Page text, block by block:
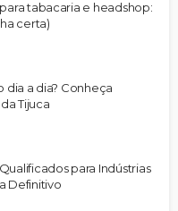
tabacaria e headshop:
certa)
a dia? Conheça
Tijuca
para Indústrias
Definitivo